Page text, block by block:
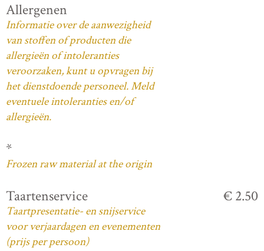
Allergenen
Informatie over de aanwezigheid
van stoffen of producten die
allergieën of intoleranties
veroorzaken, kunt u opvragen bij
het dienstdoende personeel. Meld
eventuele intoleranties en/of
allergieën.
*
Frozen raw material at the origin
Taartenservice
Taartpresentatie- en snijservice
voor verjaardagen en evenementen
(prijs per persoon)
€ 2.50